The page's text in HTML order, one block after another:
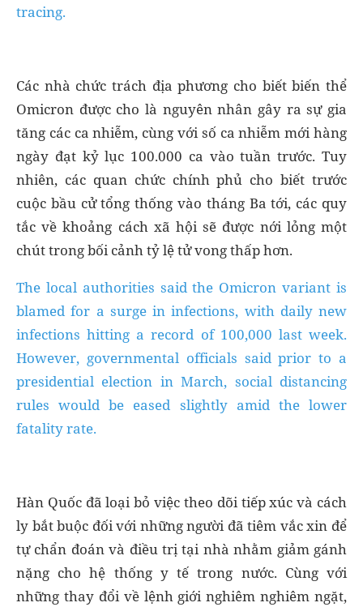
tracing.
Các nhà chức trách địa phương cho biết biến thể
Omicron được cho là nguyên nhân gây ra sự gia
tăng các ca nhiễm, cùng với số ca nhiễm mới hàng
ngày đạt kỷ lục 100.000 ca vào tuần trước. Tuy
nhiên, các quan chức chính phủ cho biết trước
cuộc bầu cử tổng thống vào tháng Ba tới, các quy
tắc về khoảng cách xã hội sẽ được nới lỏng một
chút trong bối cảnh tỷ lệ tử vong thấp hơn.
The local authorities said the Omicron variant is
blamed for a surge in infections, with daily new
infections hitting a record of 100,000 last week.
However, governmental officials said prior to a
presidential election in March, social distancing
rules would be eased slightly amid the lower
fatality rate.
Hàn Quốc đã loại bỏ việc theo dõi tiếp xúc và cách
ly bắt buộc đối với những người đã tiêm vắc xin để
tự chẩn đoán và điều trị tại nhà nhằm giảm gánh
nặng cho hệ thống y tế trong nước. Cùng với
những thay đổi về lệnh giới nghiêm nghiêm ngặt,